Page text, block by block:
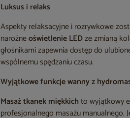
Luksus i relaks
Aspekty relaksacyjne i rozrywkowe
narożneoświetlenie LEDze zmianą
głośnikami zapewnia dostęp do
wspólnemu spędzaniu czasu.
Wyjątkowe funkcje wanny z
Masaż tkanek miękkichto wyjątkowy
profesjonalnego masażu manualnego.